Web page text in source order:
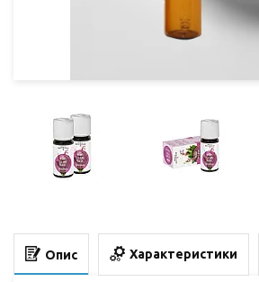
Опис Характеристики